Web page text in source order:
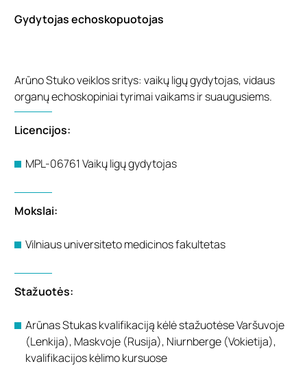
Gydytojas echoskopuotojas
Arūno Stuko veiklos sritys: vaikų ligų gydytojas, vidaus
organų echoskopiniai tyrimai vaikams ir suaugusiems.
Licencijos:
MPL-06761 Vaikų ligų gydytojas
Mokslai:
Vilniaus universiteto medicinos fakultetas
Stažuotės:
Arūnas Stukas kvalifikaciją kėlė stažuotėse Varšuvoje
(Lenkija), Maskvoje (Rusija), Niurnberge (Vokietija),
kvalifikacijos kėlimo kursuose